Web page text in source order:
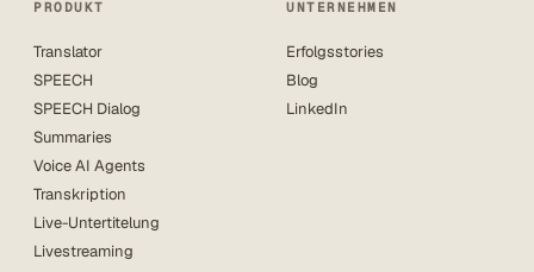
PRODUKT
Translator
SPEECH
SPEECH Dialog
Summaries
Voice AI Agents
Transkription
Live-Untertitelung
Livestreaming
UNTERNEHMEN
Erfolgsstories
Blog
LinkedIn